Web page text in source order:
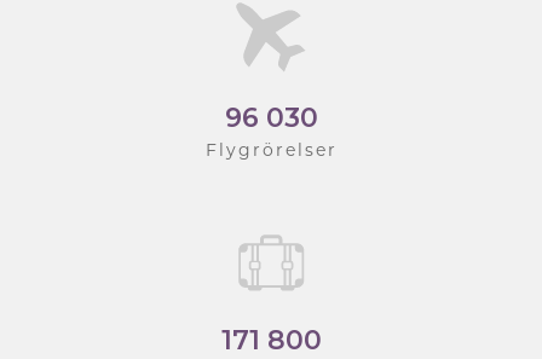
96 030
Flygrörelser
171 800